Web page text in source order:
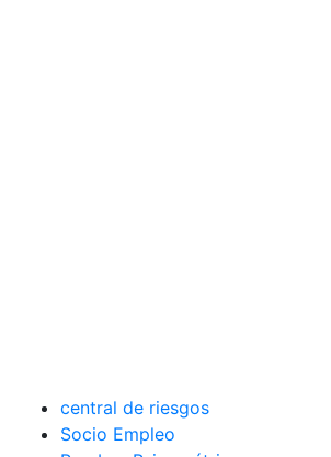
central de riesgos
Socio Empleo